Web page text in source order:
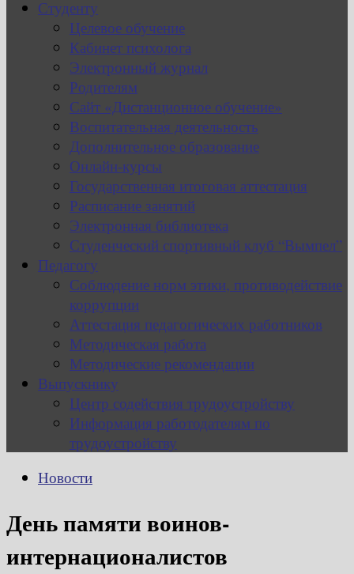
Студенту
Целевое обучение
Кабинет психолога
Электронный журнал
Родителям
Сайт «Дистанционное обучение»
Воспитательная деятельность
Дополнительное образование
Онлайн-курсы
Государственная итоговая аттестация
Расписание занятий
Электронная библиотека
Студенческий спортивный клуб “Вымпел”
Педагогу
Соблюдение норм этики, противодействие
коррупции
Аттестация педагогических работников
Методическая работа
Методические рекомендации
Выпускнику
Центр содействия трудоустройству
Информация работодателям по
трудоустройству
Новости
День памяти воинов-
интернационалистов